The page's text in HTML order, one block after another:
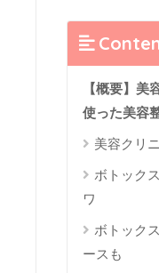
【概要】美
使った美容
美容クリ
ボトック
ワ
ボトック
ースも